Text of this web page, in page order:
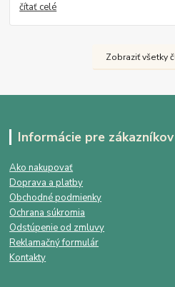
čítať celé
Zobraziť všetky
Informácie pre zákazníkov
Ako nakupovať
Doprava a platby
Obchodné podmienky
Ochrana súkromia
Odstúpenie od zmluvy
Reklamačný formulár
Kontakty